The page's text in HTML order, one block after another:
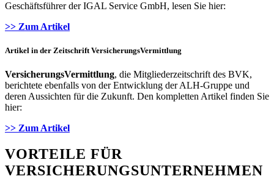
Geschäftsführer der IGAL Service GmbH, lesen Sie hier:
>> Zum Artikel
Artikel in der Zeitschrift VersicherungsVermittlung
VersicherungsVermittlung, die Mitgliederzeitschrift des BVK,
berichtete ebenfalls von der Entwicklung der ALH-Gruppe und
deren Aussichten für die Zukunft. Den kompletten Artikel finden Sie
hier:
>> Zum Artikel
VORTEILE FÜR
VERSICHERUNGSUNTERNEHMEN